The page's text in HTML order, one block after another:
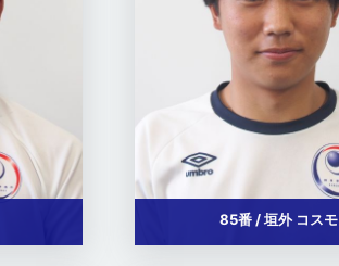
85番 / 垣外 コスモ